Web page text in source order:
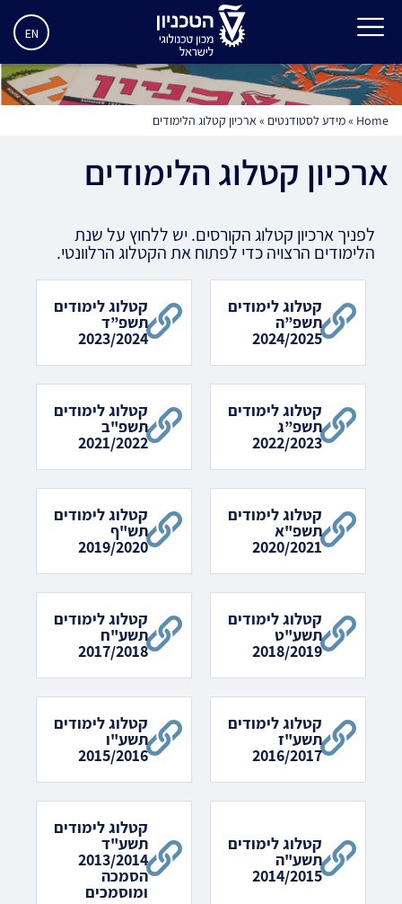
EN
Home
»מידע לסטודנטים » ארכיון קטלוג הלימודים
ארכיון קטלוג הלימודים
לפניך ארכיון קטלוג הקורסים. יש ללחוץ על שנת
הלימודים הרצויה כדי לפתוח את הקטלוג הרלוונטי.
קטלוג לימודים
תשפ”ה
2024/2025
קטלוג לימודים
תשפ”ד
2023/2024
קטלוג לימודים
תשפ”ג
2022/2023
קטלוג לימודים
תשפ"ב
2021/2022
קטלוג לימודים
תשפ"א
2020/2021
קטלוג לימודים
תש"ף
2019/2020
קטלוג לימודים
תשע"ט
2018/2019
קטלוג לימודים
תשע"ח
2017/2018
קטלוג לימודים
תשע"ז
2016/2017
קטלוג לימודים
תשע"ו
2015/2016
קטלוג לימודים
תשע"ה
2014/2015
קטלוג לימודים
תשע"ד
2013/2014
הסמכה
ומוסמכים